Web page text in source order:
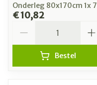
Onderleg 80x170cm 1x 7
€ 10,82
Bestel